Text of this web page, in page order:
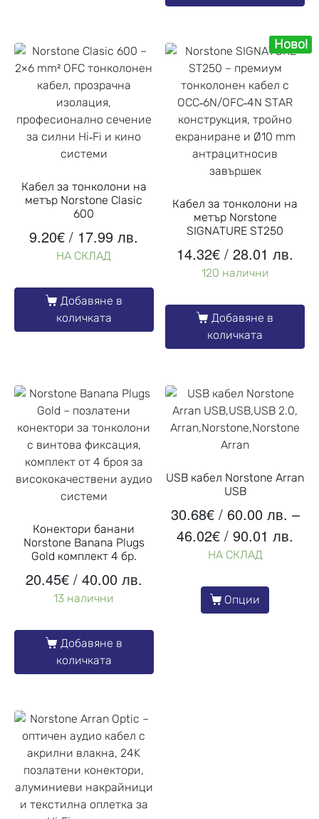
Кабел за тонколони на
метър Norstone Clasic
600
9.20€ / 17.99 лв.
НА СКЛАД
Добавяне в
количката
Ново!
Кабел за тонколони на
метър Norstone
SIGNATURE ST250
14.32€ / 28.01 лв.
120 налични
Добавяне в
количката
Конектори банани
Norstone Banana Plugs
Gold комплект 4 бр.
20.45€/ 40.00 лв.
13 налични
Добавяне в
количката
USB кабел Norstone Arran
USB
30.68€/ 60.00 лв. –
46.02€ / 90.01 лв.
НА СКЛАД
Опции